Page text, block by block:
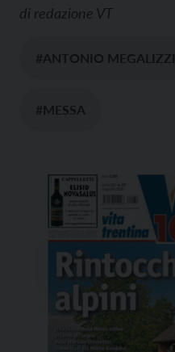
di redazione VT
#ANTONIO MEGALIZZI
#MESSA